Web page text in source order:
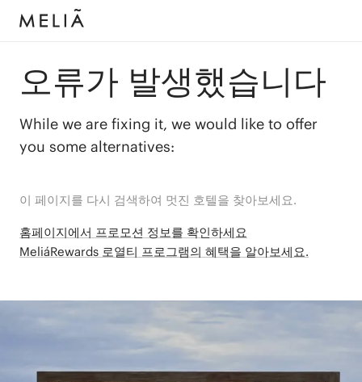
오류가 발생했습니다
While we are fixing it, we would like to offer
you some alternatives:
이 페이지를 다시 검색하여 멋진 호텔을 찾아보세요.
홈페이지에서 프로모션 정보를 확인하세요
MeliáRewards 로열티 프로그램의 혜택을 알아보세요.